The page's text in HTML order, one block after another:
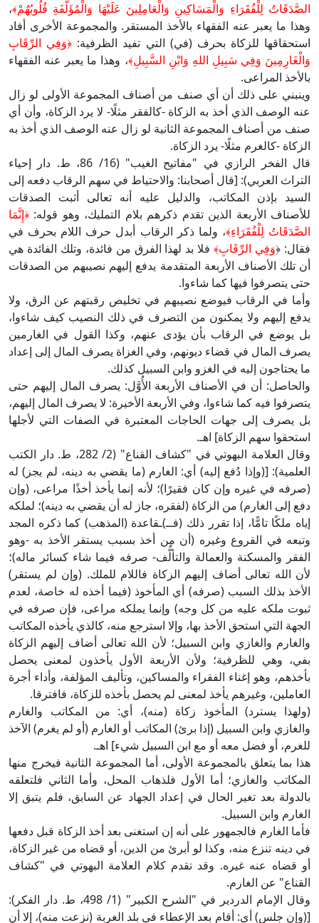
الصَّدَقَاتُ لِلْفُقَرَاءِ وَالْمَسَاكِينِ وَالْعَامِلِينَ عَلَيْهَا وَالْمُؤَلَّفَةِ قُلُوبُهُمْ﴾،
وهذا ما يعبر عنه الفقهاء بالأخذ المستقر. والمجموعة الأخرى أفاد
استحقاقها للزكاة بحرف (في) التي تفيد الظرفية: ﴿وَفِي الرِّقَابِ
وَالْغَارِمِينَ وَفِي سَبِيلِ اللهِ وَابْنِ السَّبِيلِ﴾، وهذا ما يعبر عنه الفقهاء
بالأخذ المراعى.
وينبني على ذلك أن أي صنف من أصناف المجموعة الأولى لو زال
عنه الوصف الذي أخذ به الزكاة -كالفقر مثلًا- لا يرد الزكاة، وأن أي
صنف من أصناف المجموعة الثانية لو زال عنه الوصف الذي أخذ به
الزكاة -كالغرم مثلًا- يرد الزكاة.
قال الفخر الرازي في "مفاتيح الغيب" (16/ 86، ط. دار إحياء
التراث العربي): [قال أصحابنا: والاحتياط في سهم الرقاب دفعه إلى
السيد بإذن المكاتب، والدليل عليه أنه تعالى أثبت الصدقات
للأصناف الأربعة الذين تقدم ذكرهم بلام التمليك، وهو قوله: ﴿إِنَّمَا
الصَّدَقَاتُ لِلْفُقَرَاءِ﴾، ولما ذكر الرقاب أبدل حرف اللام بحرف في
فقال: ﴿وَفِي الرِّقَابِ﴾فلا بد لهذا الفرق من فائدة، وتلك الفائدة هي
أن تلك الأصناف الأربعة المتقدمة يدفع إليهم نصيبهم من الصدقات
حتى يتصرفوا فيها كما شاءوا.
وأما في الرقاب فيوضع نصيبهم في تخليص رقبتهم عن الرق، ولا
يدفع إليهم ولا يمكنون من التصرف في ذلك النصيب كيف شاءوا،
بل يوضع في الرقاب بأن يؤدى عنهم، وكذا القول في الغارمين
يصرف المال في قضاء ديونهم، وفي الغزاة يصرف المال إلى إعداد
ما يحتاجون إليه في الغزو وابن السبيل كذلك.
والحاصل: أن في الأصناف الأربعة الأُوَّل: يصرف المال إليهم حتى
يتصرفوا فيه كما شاءوا، وفي الأربعة الأخيرة: لا يصرف المال إليهم،
بل يصرف إلى جهات الحاجات المعتبرة في الصفات التي لأجلها
استحقوا سهم الزكاة] اهـ.
وقال العلامة البهوتي في "كشاف القناع" (2/ 282، ط. دار الكتب
العلمية): [(وإذا دُفع إليه) أي: الغارم (ما يقضي به دينه، لم يجز) له
(صرفه في غيره وإن كان فقيرًا)؛ لأنه إنما يأخذ أخذًا مراعى، (وإن
دفع إلى الغارم) من الزكاة (لفقره، جاز له أن يقضي به دينه)؛ لملكه
إياه ملكًا تامًّا، إذا تقرر ذلك (فــ)ـقاعدة (المذهب) كما ذكره المجد
وتبعه في الفروع وغيره (أن من أخذ بسبب يستقر الأخذ به -وهو
الفقر والمسكنة والعمالة والتألُّف- صرفه فيما شاء كسائر ماله)؛
لأن الله تعالى أضاف إليهم الزكاة فاللام للملك. (وإن لم يستقر)
الأخذ بذلك السبب (صرفه) أي المأخوذ (فيما أخذه له خاصة، لعدم
ثبوت ملكه عليه من كل وجه) وإنما يملكه مراعى، فإن صرفه في
الجهة التي استحق الأخذ بها، وإلا استرجع منه، كالذي يأخذه المكاتب
والغارم والغازي وابن السبيل؛ لأن الله تعالى أضاف إليهم الزكاة
بفي، وهي للظرفية؛ ولأن الأربعة الأول يأخذون لمعنى يحصل
بأخذهم، وهو إغناء الفقراء والمساكين، وتأليف المؤلفة، وأداء أجرة
العاملين، وغيرهم يأخذ لمعنى لم يحصل بأخذه للزكاة، فافترقا.
(ولهذا يسترد) المأخوذ زكاة (منه)، أي: من المكاتب والغارم
والغازي وابن السبيل (إذا برئ) المكاتب أو الغارم (أو لم يغرم) الآخذ
للغرم، أو فضل معه أو مع ابن السبيل شيء] اهـ.
هذا بما يتعلق بالمجموعة الأولى، أما المجموعة الثانية فيخرج منها
المكاتب والغازي؛ أما الأول فلذهاب المحل، وأما الثاني فلتعلقه
بالدولة بعد تغير الحال في إعداد الجهاد عن السابق، فلم يتبق إلا
الغارم وابن السبيل.
فأما الغارم فالجمهور على أنه إن استغنى بعد أخذ الزكاة قبل دفعها
في دينه تنزع منه، وكذا لو أبرئ من الدين، أو قضاه من غير الزكاة،
أو قضاه عنه غيره. وقد تقدم كلام العلامة البهوتي في "كشاف
القناع" عن الغارم.
وقال الإمام الدردير في "الشرح الكبير" (1/ 498، ط. دار الفكر):
[(وإن جلس) أي: أقام بعد الإعطاء في بلد الغربة (نزعت منه)، إلا أن